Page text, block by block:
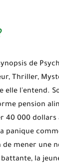
de
Thriller,
elle l'entend.
pension
40 000
panique
mener une
la